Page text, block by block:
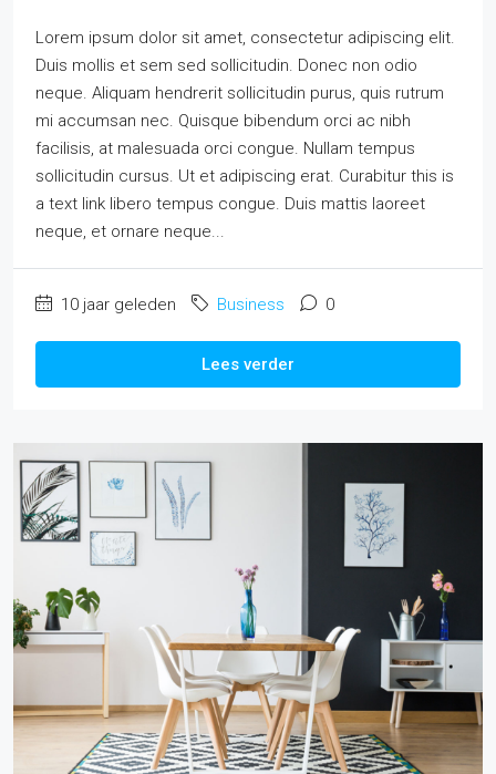
Lorem ipsum dolor sit amet, consectetur adipiscing elit.
Duis mollis et sem sed sollicitudin. Donec non odio
neque. Aliquam hendrerit sollicitudin purus, quis rutrum
mi accumsan nec. Quisque bibendum orci ac nibh
facilisis, at malesuada orci congue. Nullam tempus
sollicitudin cursus. Ut et adipiscing erat. Curabitur this is
a text link libero tempus congue. Duis mattis laoreet
neque, et ornare neque...
10 jaar geleden Business 0
Lees verder